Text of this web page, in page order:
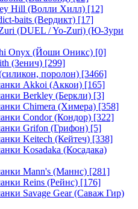
Hill (Волли Хилл) [12]
baits (Вердикт) [17]
(DUEL / Yo-Zuri) (Ю-Зури
Onyx (Йоши Оникс) [0]
(Зенич) [299]
поролон) [3466]
Akkoi (Аккои) [165]
Berkley (Беркли) [3]
Chimera (Химера) [358]
Condor (Кондор) [322]
Grifon (Грифон) [5]
Keitech (Кейтеч) [338]
Kosadaka (Косадака)
Mann's (Маннс) [281]
Reins (Рейнс) [176]
Savage Gear (Саваж Гир)